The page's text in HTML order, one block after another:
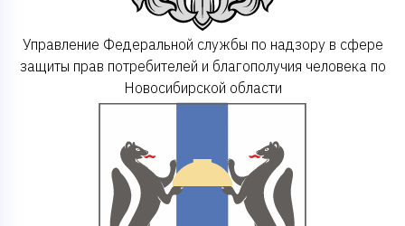
Управление Федеральной службы по надзору в сфере
защиты прав потребителей и благополучия человека по
Новосибирской области